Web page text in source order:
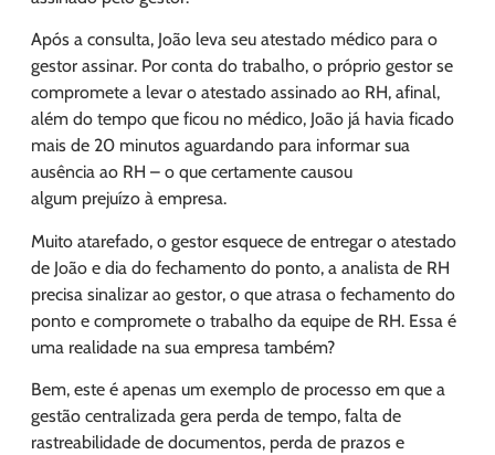
Após a consulta, João leva seu atestado médico para o
gestor assinar. Por conta do trabalho, o próprio gestor se
compromete a levar o atestado assinado ao RH, afinal,
além do tempo que ficou no médico, João já havia ficado
mais de 20 minutos aguardando para informar sua
ausência ao RH – o que certamente causou
algum prejuízo à empresa.
Muito atarefado, o gestor esquece de entregar o atestado
de João e dia do fechamento do ponto, a analista de RH
precisa sinalizar ao gestor, o que atrasa o fechamento do
ponto e compromete o trabalho da equipe de RH. Essa é
uma realidade na sua empresa também?
Bem, este é apenas um exemplo de processo em que a
gestão centralizada gera perda de tempo, falta de
rastreabilidade de documentos, perda de prazos e